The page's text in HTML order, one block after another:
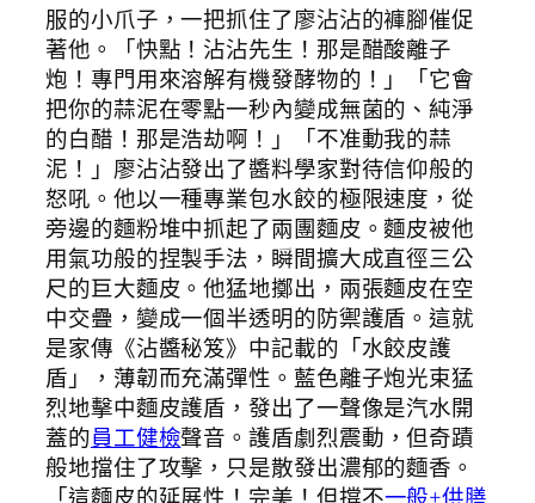
服的小爪子，一把抓住了廖沾沾的褲腳催促
著他。「快點！沾沾先生！那是醋酸離子
炮！專門用來溶解有機發酵物的！」「它會
把你的蒜泥在零點一秒內變成無菌的、純淨
的白醋！那是浩劫啊！」「不准動我的蒜
泥！」廖沾沾發出了醬料學家對待信仰般的
怒吼。他以一種專業包水餃的極限速度，從
旁邊的麵粉堆中抓起了兩團麵皮。麵皮被他
用氣功般的捏製手法，瞬間擴大成直徑三公
尺的巨大麵皮。他猛地擲出，兩張麵皮在空
中交疊，變成一個半透明的防禦護盾。這就
是家傳《沾醬秘笈》中記載的「水餃皮護
盾」，薄韌而充滿彈性。藍色離子炮光束猛
烈地擊中麵皮護盾，發出了一聲像是汽水開
蓋的員工健檢聲音。護盾劇烈震動，但奇蹟
般地擋住了攻擊，只是散發出濃郁的麵香。